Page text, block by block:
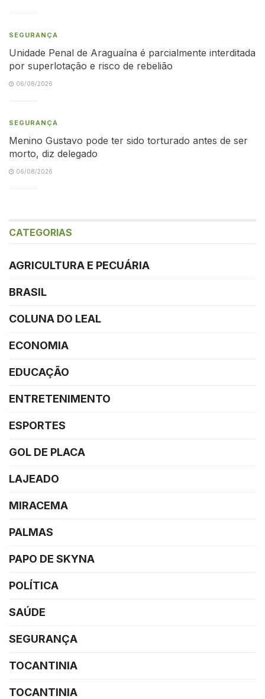
SEGURANÇA
Unidade Penal de Araguaína é parcialmente interditada
por superlotação e risco de rebelião
06/08/2026
SEGURANÇA
Menino Gustavo pode ter sido torturado antes de ser
morto, diz delegado
06/08/2026
CATEGORIAS
AGRICULTURA E PECUÁRIA
BRASIL
COLUNA DO LEAL
ECONOMIA
EDUCAÇÃO
ENTRETENIMENTO
ESPORTES
GOL DE PLACA
LAJEADO
MIRACEMA
PALMAS
PAPO DE SKYNA
POLÍTICA
SAÚDE
SEGURANÇA
TOCANTINIA
TOCANTINIA